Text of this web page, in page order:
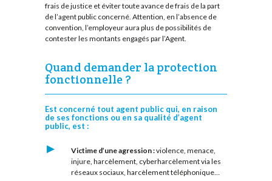
frais de justice et éviter toute avance de frais de la part
de l’agent public concerné. Attention, en l’absence de
convention, l’employeur aura plus de possibilités de
contester les montants engagés par l’Agent.
Quand demander la protection
fonctionnelle ?
Est concerné tout agent public qui, en raison
de ses fonctions ou en sa qualité d’agent
public, est :
Victime d’une agression :violence, menace,
injure, harcèlement, cyberharcèlement via les
réseaux sociaux, harcèlement téléphonique…